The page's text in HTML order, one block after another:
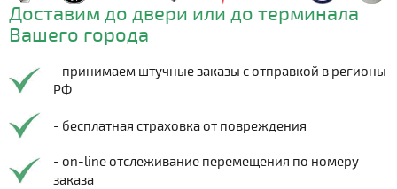
Доставим до двери или до терминала
Вашего города
- принимаем штучные заказы с отправкой в регионы
РФ
- бесплатная страховка от повреждения
- on-line отслеживание перемещения по номеру
заказа